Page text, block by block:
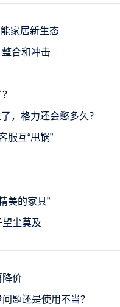
家居新生态
合和冲击
，格力还会憋多久？
服互“甩锅”
美的家具”
尘莫及
降价
题还是使用不当？